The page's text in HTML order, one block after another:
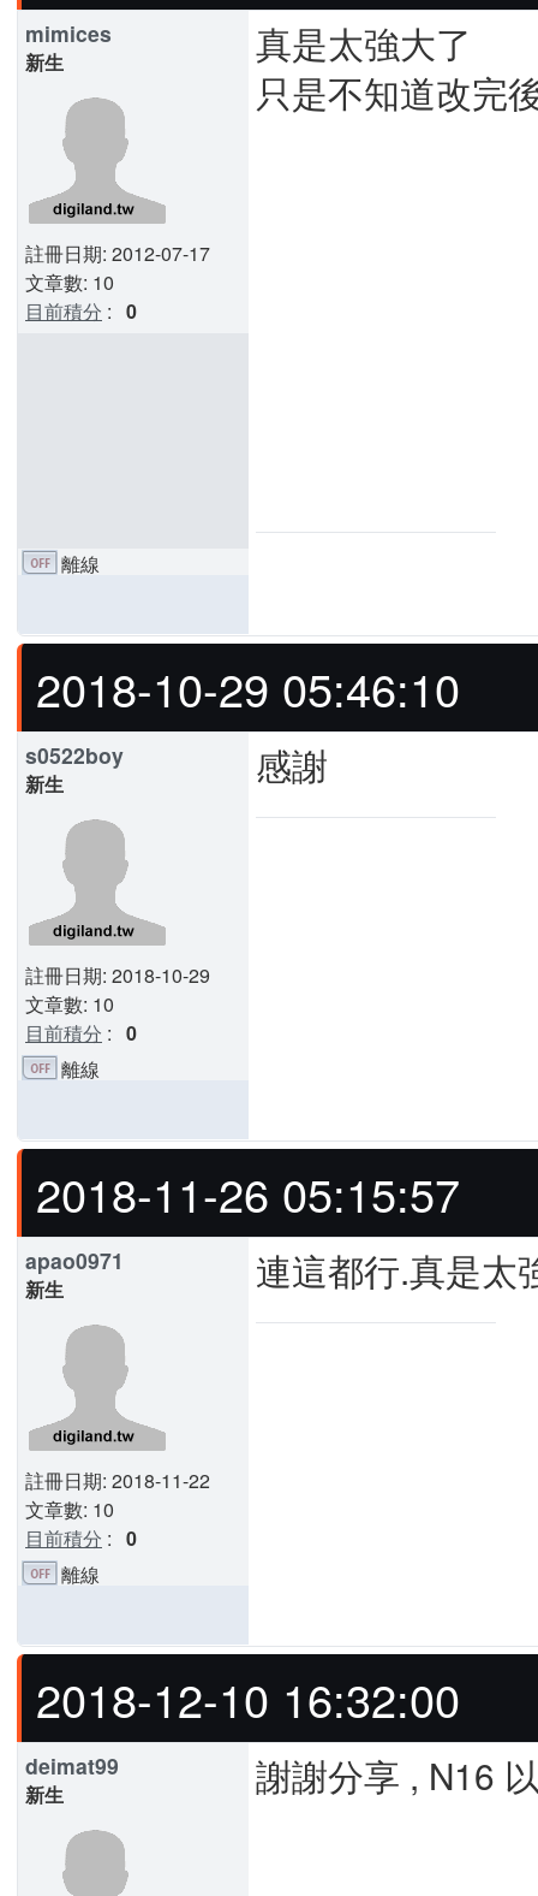
mimices
新生
註冊日期: 2012-07-17
文章數: 10
目前積分 : 0
真是太強大了
只是不知道改完
離線
2018-10-29 05:46:10
s0522boy
新生
註冊日期: 2018-10-29
文章數: 10
目前積分 : 0
感謝
離線
2018-11-26 05:15:57
apao0971
新生
註冊日期: 2018-11-22
文章數: 10
目前積分 : 0
連這都行.真是太
離線
2018-12-10 16:32:00
deimat99
新生 謝謝分享 , N16